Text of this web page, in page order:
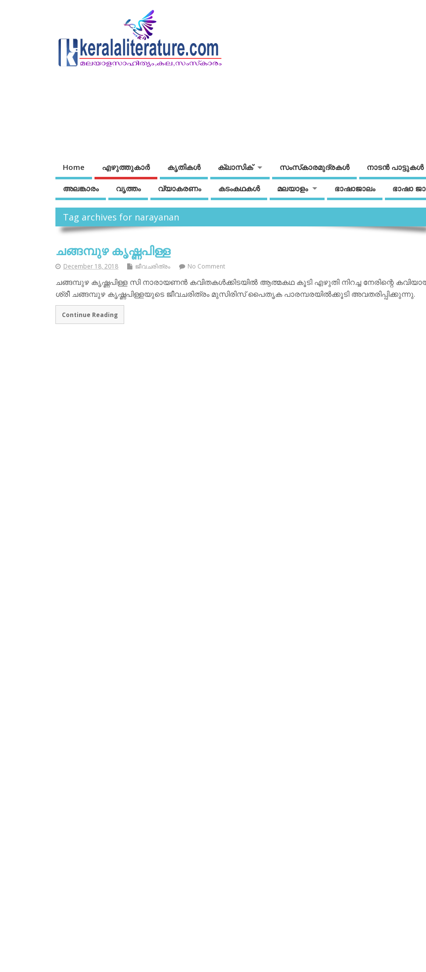
Home എഴുത്തുകാര്‍ കൃതികൾ ക്ലാസിക് സംസ്‌കാരമുദ്രകള്‍ നാടന്‍ പാട്ടുകള്‍
അലങ്കാരം വൃത്തം വ്യാകരണം കടംകഥകള്‍ മലയാളം ഭാഷാജാലം ഭാഷാ
Tag archives for narayanan
ചങ്ങമ്പുഴ കൃഷ്ണപിള്ള
December 18, 2018 ജീവചരിത്രം No Comment
ചങ്ങമ്പുഴ കൃഷ്ണപിള്ള സി നാരായണന്‍ കവിതകള്‍ക്കിടയില്‍ ആത്മകഥ കൂടി എഴുതി നിറച്ച നേരിന്റെ
ശ്രീ ചങ്ങമ്പുഴ കൃഷ്ണപിള്ളയുടെ ജീവചരിത്രം മുസിരിസ് പൈതൃക പാരമ്പരയില്‍ക്കൂടി അവതരിപ്പിക്കുന്നു.
Continue Reading